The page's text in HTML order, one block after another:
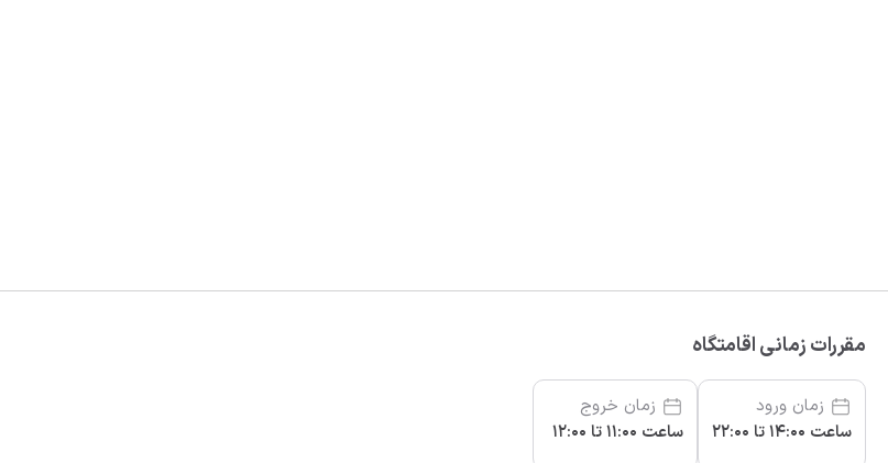
مقررات زمانی اقامتگاه
زمان ورود
ساعت 14:00 تا 22:00
زمان خروج
ساعت 11:00 تا 12:00